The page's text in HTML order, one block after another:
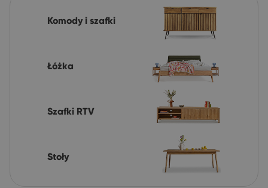
Komody i szafki
Łóżka
Szafki RTV
Stoły